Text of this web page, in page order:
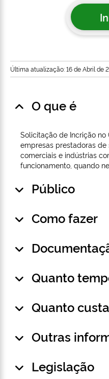
Última atualização: 16 de Abril de
O que é
Solicitação de Incrição
empresas prestadoras
comerciais e indústrias
funcionamento, quando
Público
Como fazer
Quanto
Quanto custa
Outras
Legislação